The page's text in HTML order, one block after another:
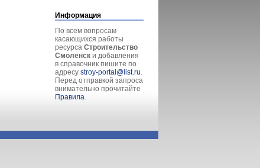
Информация
По всем вопросам
касающихся работы
ресурса Строительство
Смоленск и добавления
в справочник пишите по
адресу stroy-portal@list.ru.
Перед отправкой запроса
внимательно прочитайте
Правила.